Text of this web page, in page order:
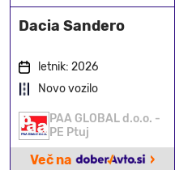
Dacia Sandero
letnik: 2026
Novo vozilo
PAA GLOBAL d.o.o. -
PE Ptuj
Več na ›